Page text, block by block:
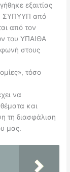
εξαιτίας
ΣΥΠΥΥΠ από
από τον
του ΥΠΑΙΘΑ
φωνή στους
τόσο
να
και
τη διασφάλιση
μας.